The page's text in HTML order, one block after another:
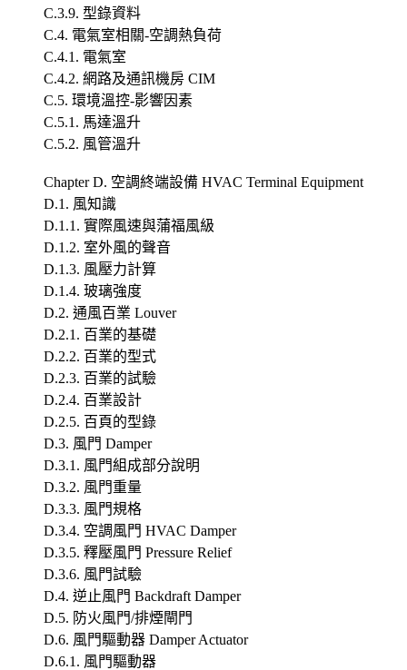
C.3.9. 型錄資料
C.4. 電氣室相關-空調熱負荷
C.4.1. 電氣室
C.4.2. 網路及通訊機房 CIM
C.5. 環境溫控-影響因素
C.5.1. 馬達溫升
C.5.2. 風管溫升
Chapter D. 空調終端設備 HVAC Terminal Equipment
D.1. 風知識
D.1.1. 實際風速與蒲福風級
D.1.2. 室外風的聲音
D.1.3. 風壓力計算
D.1.4. 玻璃強度
D.2. 通風百業 Louver
D.2.1. 百業的基礎
D.2.2. 百業的型式
D.2.3. 百業的試驗
D.2.4. 百業設計
D.2.5. 百頁的型錄
D.3. 風門 Damper
D.3.1. 風門組成部分說明
D.3.2. 風門重量
D.3.3. 風門規格
D.3.4. 空調風門 HVAC Damper
D.3.5. 釋壓風門 Pressure Relief
D.3.6. 風門試驗
D.4. 逆止風門 Backdraft Damper
D.5. 防火風門/排煙閘門
D.6. 風門驅動器 Damper Actuator
D.6.1. 風門驅動器